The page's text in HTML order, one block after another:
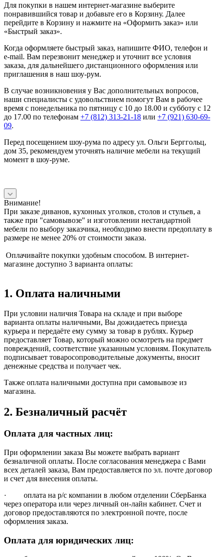
Для покупки в нашем интернет-магазине выберите
понравившийся товар и добавьте его в Корзину. Далее
перейдите в Корзину и нажмите на «Оформить заказ» или
«Быстрый заказ».
Когда оформляете быстрый заказ, напишите ФИО, телефон и
e-mail. Вам перезвонит менеджер и уточнит все условия
заказа, для дальнейшего дистанционного оформления или
приглашения в наш шоу-рум.
В случае возникновения у Вас дополнительных вопросов,
наши специалисты с удовольствием помогут Вам в рабочее
время с понедельника по пятницу с 10 до 18.00 и субботу с 12
до 17.00 по телефонам +7 (812) 313-21-18 или +7 (921) 630-69-
09.
Перед посещением шоу-рума по адресу ул. Ольги Берггольц,
дом 35, рекомендуем уточнять наличие мебели на текущий
момент в шоу-руме.
Внимание!
При заказе диванов, кухонных уголков, столов и стульев, а
также при "самовывозе" и изготовлении нестандартной
мебели по выбору заказчика, необходимо внести предоплату в
размере не менее 20% от стоимости заказа.
Оплачивайте покупки удобным способом. В интернет-
магазине доступно 3 варианта оплаты:
1. Оплата наличными
При условии наличия Товара на складе и при выборе
варианта оплаты наличными, Вы дожидаетесь приезда
курьера и передаёте ему сумму за товар в рублях. Курьер
предоставляет Товар, который можно осмотреть на предмет
повреждений, соответствие указанным условиям. Покупатель
подписывает товаросопроводительные документы, вносит
денежные средства и получает чек.
Также оплата наличными доступна при самовывозе из
магазина.
2. Безналичный расчёт
Оплата для частных лиц:
При оформлении заказа Вы можете выбрать вариант
безналичной оплаты. После согласования менеджера с Вами
всех деталей заказа, Вам предоставляется по эл. почте договор
и счет для внесения оплаты.
· оплата на р/с компании в любом отделении СберБанка
через оператора или через личный он-лайн кабинет. Счет и
договор предоставляются по электронной почте, после
оформления заказа.
Оплата для юридических лиц: